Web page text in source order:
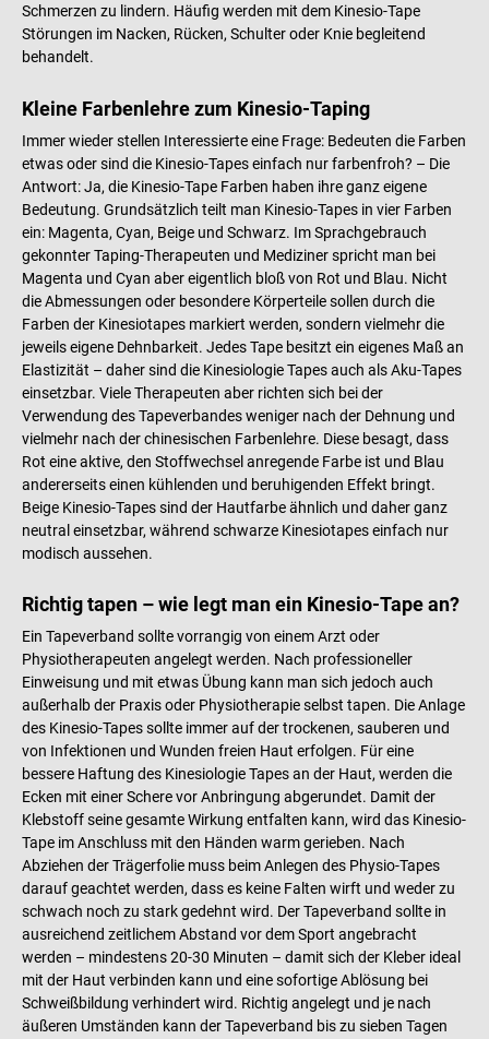
Schmerzen zu lindern. Häufig werden mit dem Kinesio-Tape
Störungen im Nacken, Rücken, Schulter oder Knie begleitend
behandelt.
Kleine Farbenlehre zum Kinesio-Taping
Immer wieder stellen Interessierte eine Frage: Bedeuten die Farben
etwas oder sind die Kinesio-Tapes einfach nur farbenfroh? – Die
Antwort: Ja, die Kinesio-Tape Farben haben ihre ganz eigene
Bedeutung. Grundsätzlich teilt man Kinesio-Tapes in vier Farben
ein: Magenta, Cyan, Beige und Schwarz. Im Sprachgebrauch
gekonnter Taping-Therapeuten und Mediziner spricht man bei
Magenta und Cyan aber eigentlich bloß von Rot und Blau. Nicht
die Abmessungen oder besondere Körperteile sollen durch die
Farben der Kinesiotapes markiert werden, sondern vielmehr die
jeweils eigene Dehnbarkeit. Jedes Tape besitzt ein eigenes Maß an
Elastizität – daher sind die Kinesiologie Tapes auch als Aku-Tapes
einsetzbar. Viele Therapeuten aber richten sich bei der
Verwendung des Tapeverbandes weniger nach der Dehnung und
vielmehr nach der chinesischen Farbenlehre. Diese besagt, dass
Rot eine aktive, den Stoffwechsel anregende Farbe ist und Blau
andererseits einen kühlenden und beruhigenden Effekt bringt.
Beige Kinesio-Tapes sind der Hautfarbe ähnlich und daher ganz
neutral einsetzbar, während schwarze Kinesiotapes einfach nur
modisch aussehen.
Richtig tapen – wie legt man ein Kinesio-Tape an?
Ein Tapeverband sollte vorrangig von einem Arzt oder
Physiotherapeuten angelegt werden. Nach professioneller
Einweisung und mit etwas Übung kann man sich jedoch auch
außerhalb der Praxis oder Physiotherapie selbst tapen. Die Anlage
des Kinesio-Tapes sollte immer auf der trockenen, sauberen und
von Infektionen und Wunden freien Haut erfolgen. Für eine
bessere Haftung des Kinesiologie Tapes an der Haut, werden die
Ecken mit einer Schere vor Anbringung abgerundet. Damit der
Klebstoff seine gesamte Wirkung entfalten kann, wird das Kinesio-
Tape im Anschluss mit den Händen warm gerieben. Nach
Abziehen der Trägerfolie muss beim Anlegen des Physio-Tapes
darauf geachtet werden, dass es keine Falten wirft und weder zu
schwach noch zu stark gedehnt wird. Der Tapeverband sollte in
ausreichend zeitlichem Abstand vor dem Sport angebracht
werden – mindestens 20-30 Minuten – damit sich der Kleber ideal
mit der Haut verbinden kann und eine sofortige Ablösung bei
Schweißbildung verhindert wird. Richtig angelegt und je nach
äußeren Umständen kann der Tapeverband bis zu sieben Tagen